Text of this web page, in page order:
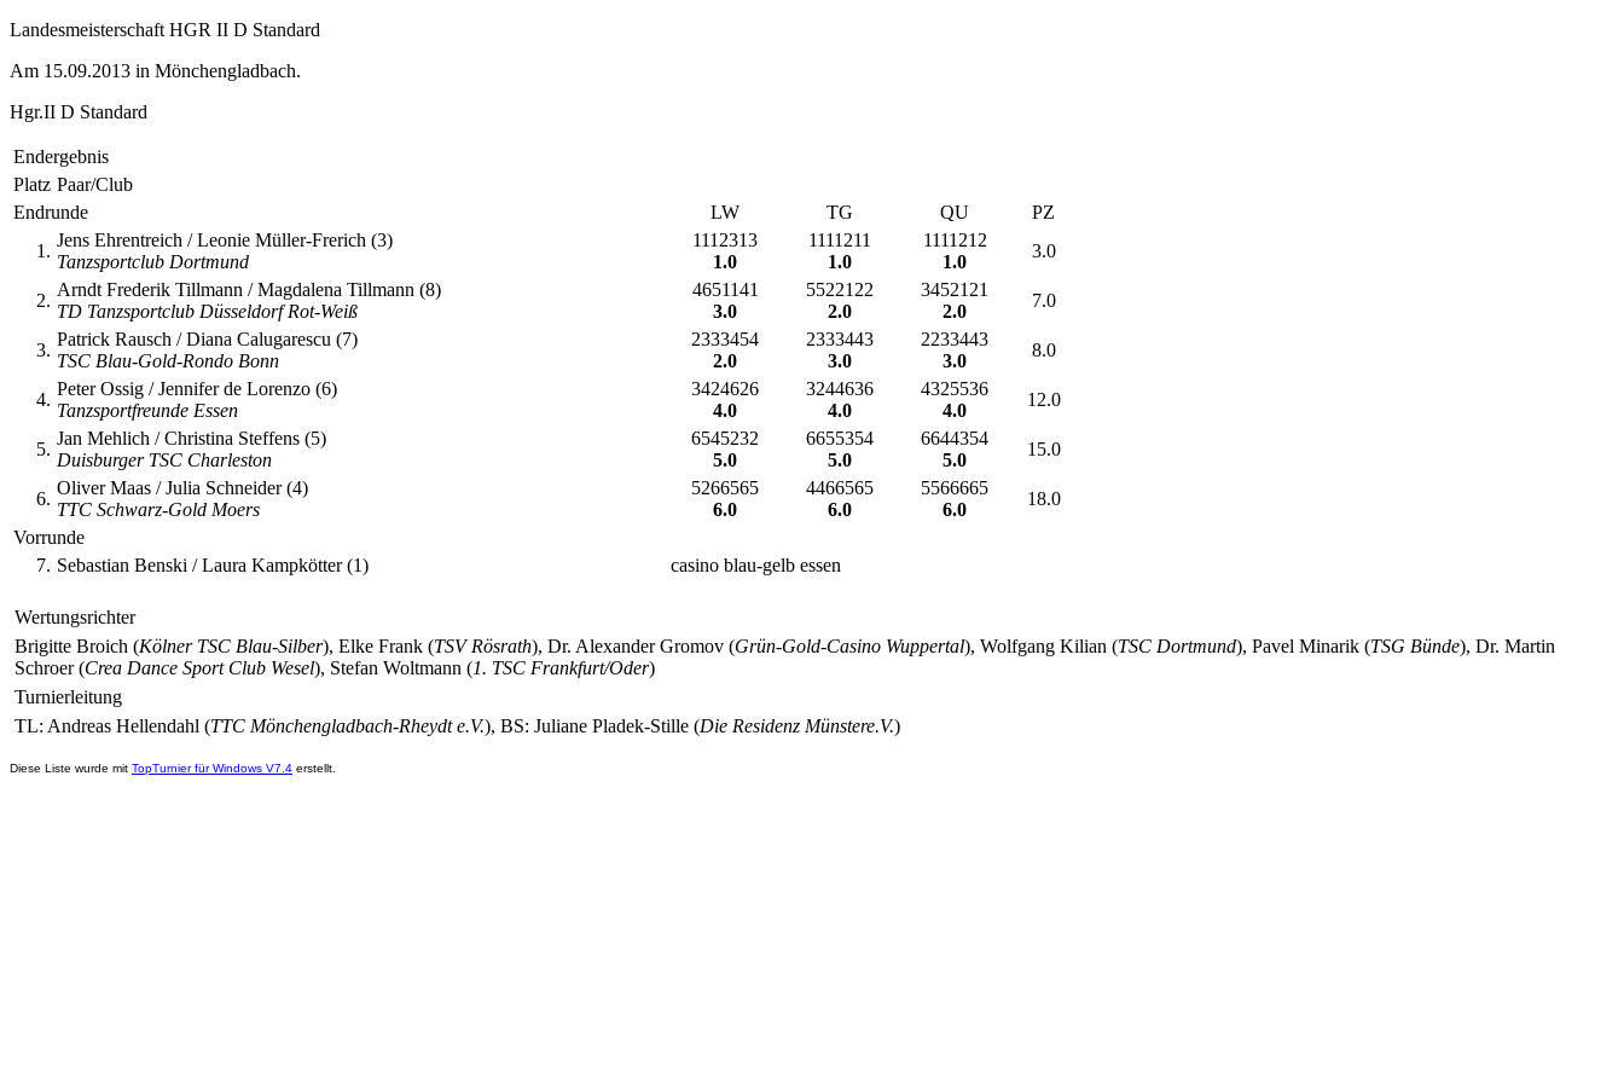
Landesmeisterschaft HGR II D Standard
Am 15.09.2013 in Mönchengladbach.
Hgr.II D Standard
Endergebnis
Platz Paar/Club
Endrunde
LW TG QU
PZ
1.
Jens Ehrentreich / Leonie Müller-Frerich (3)
Tanzsportclub Dortmund
1112313
1.0
1111211
1.0
1111212
1.0
3.0
2.
Arndt Frederik Tillmann / Magdalena Tillmann (8)
TD Tanzsportclub Düsseldorf Rot-Weiß
4651141
3.0
5522122
2.0
3452121
2.0
7.0
3.
Patrick Rausch / Diana Calugarescu (7)
TSC Blau-Gold-Rondo Bonn
2333454
2.0
2333443
3.0
2233443
3.0
8.0
4.
Peter Ossig / Jennifer de Lorenzo (6)
Tanzsportfreunde Essen
3424626
4.0
3244636
4.0
4325536
4.0
12.0
5.
Jan Mehlich / Christina Steffens (5)
Duisburger TSC Charleston
6545232
5.0
6655354
5.0
6644354
5.0
15.0
6.
Oliver Maas / Julia Schneider (4)
TTC Schwarz-Gold Moers
5266565
6.0
4466565
6.0
5566665
6.0
18.0
Vorrunde
7. Sebastian Benski / Laura Kampkötter (1) casino blau-gelb essen
Wertungsrichter
Brigitte Broich (Kölner TSC Blau-Silber), Elke Frank (TSV Rösrath), Dr. Alexander Gromov (Grün-Gold-Casino Wuppertal), Wolfgang Kilian (TSC Dortmund), Pavel Minarik (TSG Bünde), Dr. Martin
Schroer (Crea Dance Sport Club Wesel), Stefan Woltmann (1. TSC Frankfurt/Oder)
Turnierleitung
TL: Andreas Hellendahl (TTC Mönchengladbach-Rheydt e.V.), BS: Juliane Pladek-Stille (Die Residenz Münstere.V.)
Diese Liste wurde mit TopTurnier für Windows V7.4 erstellt.